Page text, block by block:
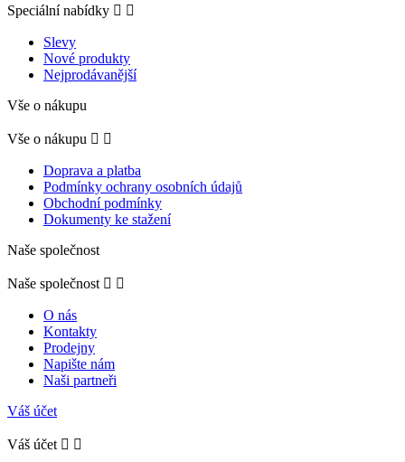
Speciální nabídky  
Slevy
Nové produkty
Nejprodávanější
Vše o nákupu
Vše o nákupu  
Doprava a platba
Podmínky ochrany osobních údajů
Obchodní podmínky
Dokumenty ke stažení
Naše společnost
Naše společnost  
O nás
Kontakty
Prodejny
Napište nám
Naši partneři
Váš účet
Váš účet  